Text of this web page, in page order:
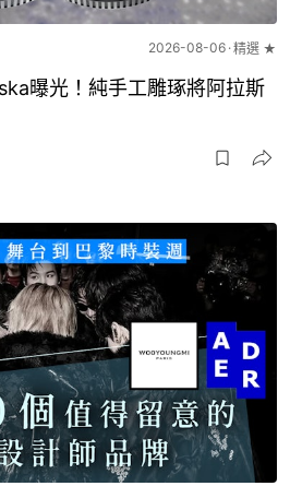
2026-08-06 精選 ★
曝光！純手工雕琢將阿拉斯